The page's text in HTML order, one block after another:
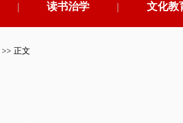
读书治学
| 文化教
|
>> 正文